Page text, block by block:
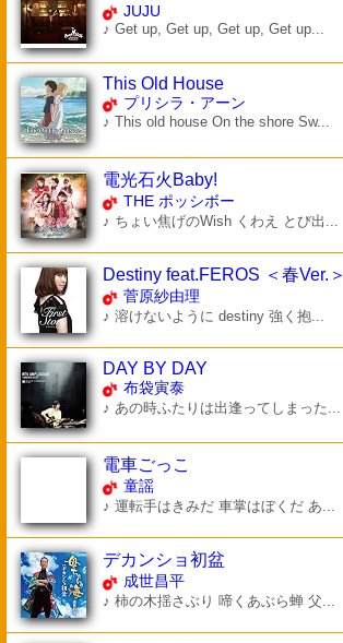
JUJU
♪ Get up, Get up, Get up, Get up...
This Old House
プリシラ・アーン
♪ This old house On the shore Sw...
電光石火Baby!
THE ポッシボー
♪ ちょい焦げのWish くわえ とび出...
Destiny feat.FEROS ＜春Ver.＞
菅原紗由理
♪ 溶けないように destiny 強く抱...
DAY BY DAY
布袋寅泰
♪ あの時ふたりは出逢ってしまった...
電車ごっこ
童謡
♪ 運転手はきみだ 車掌はぼくだ あ...
デカンショ初盆
成世昌平
♪ 柿の木揺さぶり 啼くあぶら蝉 父...